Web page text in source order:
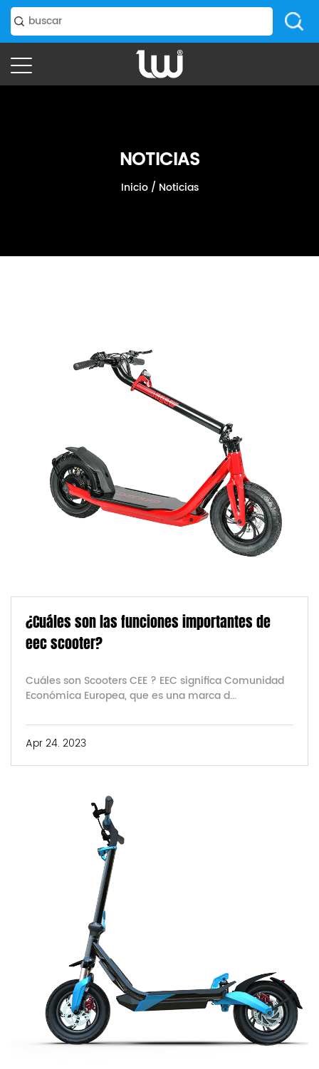
NOTICIAS
Inicio/ Noticias
¿Cuáles son las funciones importantes de
eec scooter?
Cuáles son Scooters CEE ? EEC significa Comunidad
Económica Europea, que es una marca d...
Apr 24. 2023